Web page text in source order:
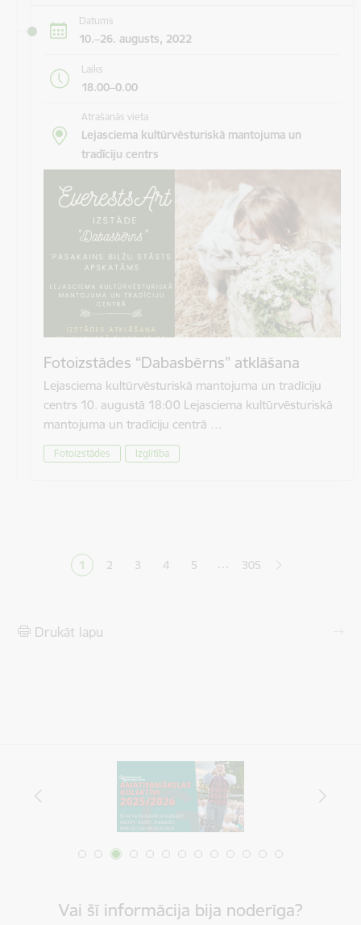
Datums
10.–26. augusts, 2022
Laiks
18.00–0.00
Atrašanās vieta
Lejasciema kultūrvēsturiskā mantojuma un
tradīciju centrs
Fotoizstādes “Dabasbērns” atklāšana
Lejasciema kultūrvēsturiskā mantojuma un tradīciju
centrs 10. augustā 18:00 Lejasciema kultūrvēsturiskā
mantojuma un tradīciju centrā …
Fotoizstādes Izglītība
Pašreizējā lapa
1 Lapa
2 Lapa
3 Lapa
4 Lapa
5 … 305
Drukāt lapu
Vai šī informācija bija noderīga?